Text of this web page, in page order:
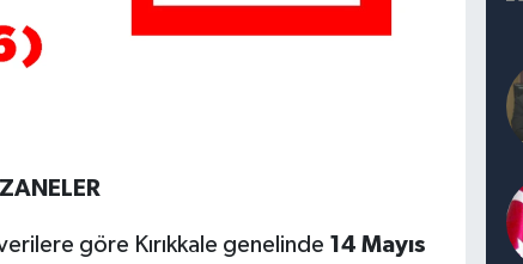
göre Kırıkkale genelinde 14 Mayıs